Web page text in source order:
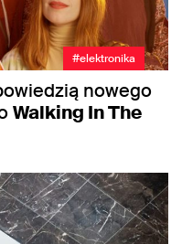
#elektronika
nowego
Walking In The